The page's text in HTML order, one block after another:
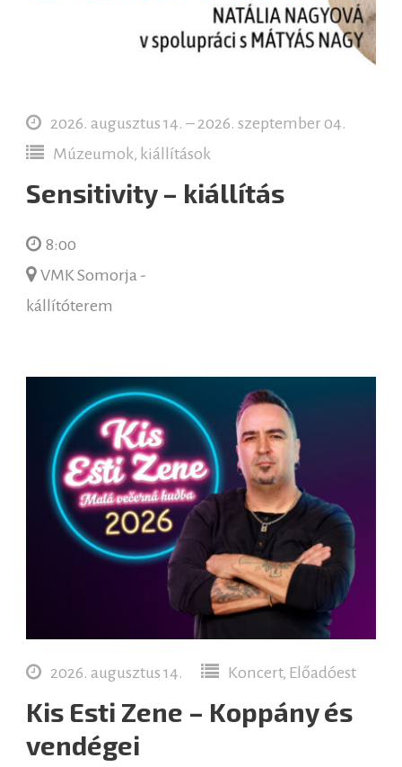
2026. augusztus 14. – 2026. szeptember 04.
Múzeumok, kiállítások
Sensitivity – kiállítás
8:00
VMK Somorja -
kállítóterem
2026. augusztus 14. Koncert, Előadóest
Kis Esti Zene – Koppány és
vendégei